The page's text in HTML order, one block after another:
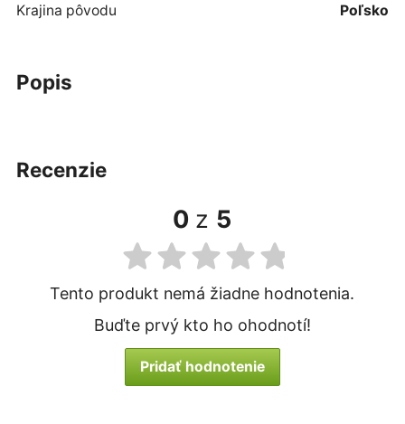
popis
Krajina pôvodu Poľsko
recenzie
0 z 5
Tento produkt nemá žiadne hodnotenia.
Buďte prvý kto ho ohodnotí!
Pridať hodnotenie